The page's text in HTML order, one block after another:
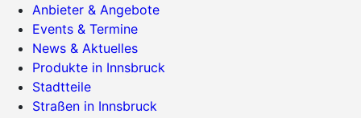
Anbieter & Angebote
Events & Termine
News & Aktuelles
Produkte in Innsbruck
Stadtteile
Straßen in Innsbruck